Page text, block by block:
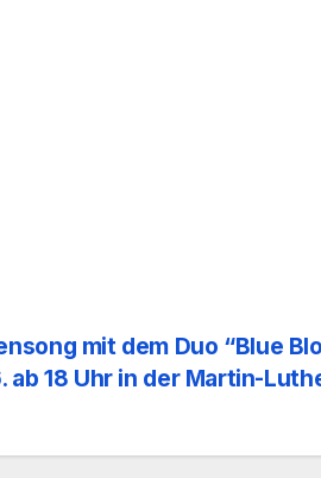
mit dem Duo “Blue
ab 18 Uhr in der Martin-